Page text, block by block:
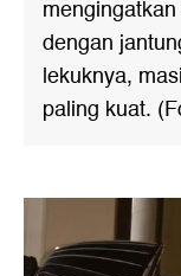
dengan
lekuknya,
paling kuat.